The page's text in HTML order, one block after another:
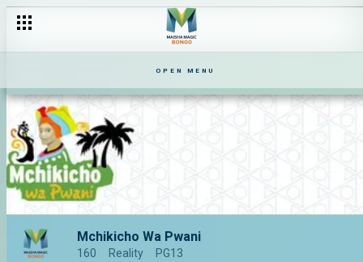
OPEN MENU
Mchikicho Wa Pwani
160 Reality PG13